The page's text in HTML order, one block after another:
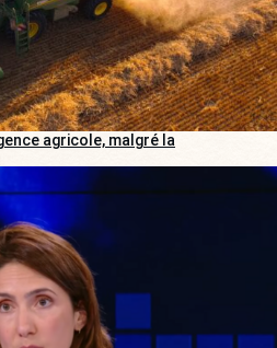
agricole, malgré la